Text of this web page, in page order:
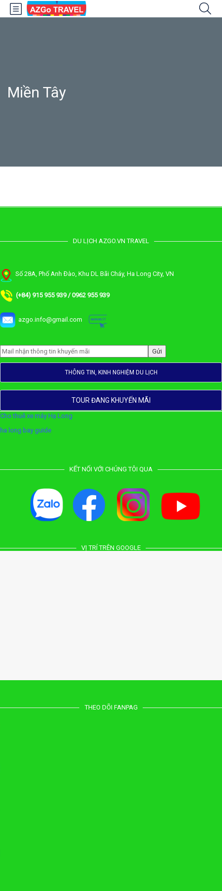
Miền Tây
DU LỊCH AZGO.VN TRAVEL
Số 28A, Phố Anh Đào, Khu DL Bãi Cháy, Ha Long City, VN
(+84) 915 955 939 / 0962 955 939
azgo.info@gmail.com
THÔNG TIN, KINH NGHIỆM DU LỊCH
TOUR ĐANG KHUYẾN MÃI
Cho thuê xe máy Hạ Long
ha long bay guide
KẾT NỐI VỚI CHÚNG TÔI QUA
VỊ TRÍ TRÊN GOOGLE
THEO DÕI FANPAG